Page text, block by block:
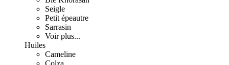
Seigle
Petit épeautre
Sarrasin
Voir plus...
Huiles
Cameline
Colza